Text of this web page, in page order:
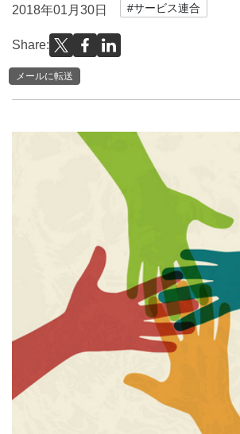
2018年01月30日 #サービス連合
Share:
メールに転送